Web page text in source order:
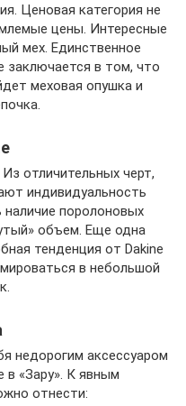
Ценовая категория не
цены. Интересные
мех. Единственное
заключается в том, что
меховая опушка и
отличительных черт,
индивидуальность
поролоновых
объем. Еще одна
тенденция от Dakine
в небольшой
недорогим аксессуаром
в «Зару». К явным
отнести: